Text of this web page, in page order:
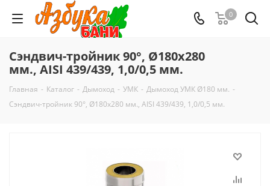
0
Сэндвич-тройник 90°, Ø180х280
мм., AISI 439/439, 1,0/0,5 мм.
Главная - Каталог - Дымоход - УМК - Дымоход УМК Ø180 мм. -
Сэндвич-тройник 90°, Ø180х280 мм., AISI 439/439, 1,0/0,5 мм.